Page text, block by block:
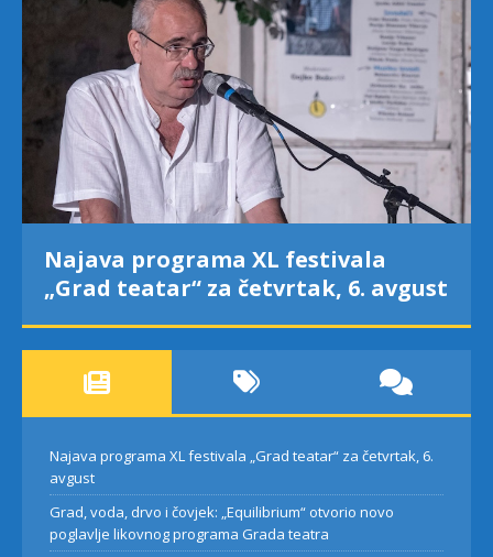
Najava programa XL festivala
„Grad teatar“ za četvrtak, 6. avgust
Najava programa XL festivala „Grad teatar“ za četvrtak, 6.
avgust
Grad, voda, drvo i čovjek: „Equilibrium“ otvorio novo
poglavlje likovnog programa Grada teatra